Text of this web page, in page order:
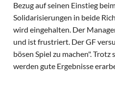
Bezug auf seinen Einstieg
Solidarisierungen in beide
wird eingehalten. Der
und ist frustriert. Der GF
bösen Spiel zu machen".
werden gute Ergebnisse